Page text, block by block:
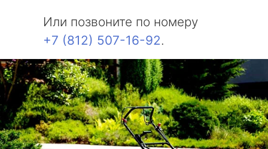
Или позвоните по номеру
+7 (812) 507-16-92.